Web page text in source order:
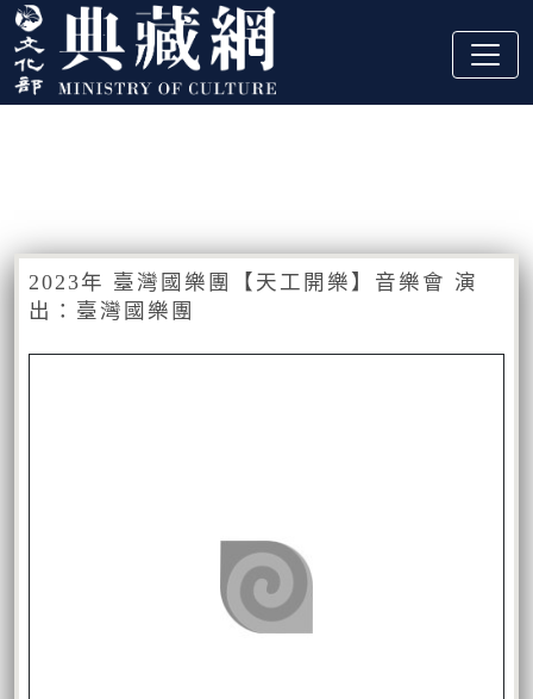
跳到主要內容
:::
2023年 臺灣國樂團【天工開樂】音樂會 演
出：臺灣國樂團